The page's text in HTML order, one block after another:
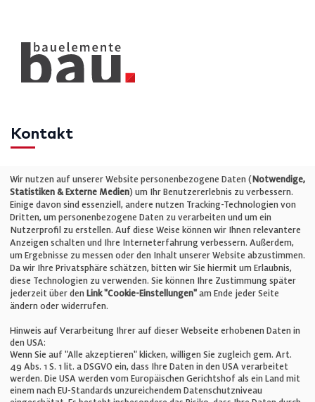
Kontakt
Telefon: +49 (0)711 2585563-0
E-Mail:info@bauelemente-bau.eu
Unternehmen
Impressum
Cookie-Einstellungen
AGB
Wir nutzen auf unserer Website personenbezogene Daten (Notwendige,
Statistiken & Externe Medien) um Ihr Benutzererlebnis zu verbessern.
Einige davon sind essenziell, andere nutzen Tracking-Technologien von
Dritten, um personenbezogene Daten zu verarbeiten und um ein
Nutzerprofil zu erstellen. Auf diese Weise können wir Ihnen relevantere
Anzeigen schalten und Ihre Interneterfahrung verbessern. Außerdem,
um Ergebnisse zu messen oder den Inhalt unserer Website abzustimmen.
Da wir Ihre Privatsphäre schätzen, bitten wir Sie hiermit um Erlaubnis,
diese Technologien zu verwenden. Sie können Ihre Zustimmung später
jederzeit über den Link "Cookie-Einstellungen" am Ende jeder Seite
ändern oder widerrufen.
Hinweis auf Verarbeitung Ihrer auf dieser Webseite erhobenen Daten in
den USA:
Wenn Sie auf "Alle akzeptieren" klicken, willigen Sie zugleich gem. Art.
49 Abs. 1 S. 1 lit. a DSGVO ein, dass Ihre Daten in den USA verarbeitet
werden. Die USA werden vom Europäischen Gerichtshof als ein Land mit
einem nach EU-Standards unzureichendem Datenschutzniveau